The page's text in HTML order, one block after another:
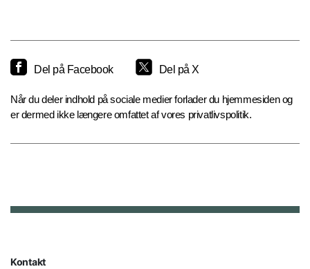
Del på Facebook Del på X
Når du deler indhold på sociale medier forlader du hjemmesiden og
er dermed ikke længere omfattet af vores privatlivspolitik.
Kontakt